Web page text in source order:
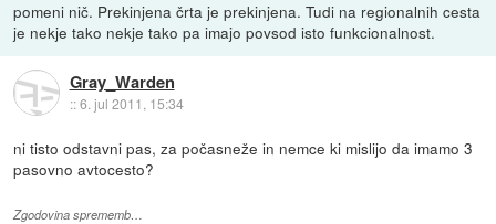
pomeni nič. Prekinjena črta je prekinjena. Tudi na regionalnih cesta
je nekje tako nekje tako pa imajo povsod isto funkcionalnost.
Gray_Warden
::6. jul 2011, 15:34
ni tisto odstavni pas, za počasneže in nemce ki mislijo da imamo 3
pasovno avtocesto?
Zgodovina sprememb…